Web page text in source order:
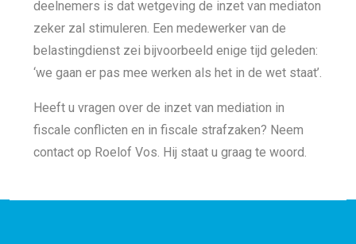
deelnemers is dat wetgeving de inzet van mediaton
zeker zal stimuleren. Een medewerker van de
belastingdienst zei bijvoorbeeld enige tijd geleden:
‘we gaan er pas mee werken als het in de wet staat’.
Heeft u vragen over de inzet van mediation in
fiscale conflicten en in fiscale strafzaken? Neem
contact op Roelof Vos. Hij staat u graag te woord.